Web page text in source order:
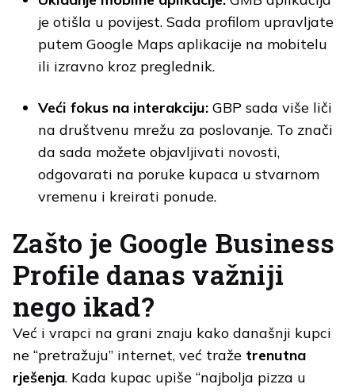
je otišla u povijest. Sada profilom upravljate
putem Google Maps aplikacije na mobitelu
ili izravno kroz preglednik.
Veći fokus na interakciju: GBP sada više liči
na društvenu mrežu za poslovanje. To znači
da sada možete objavljivati novosti,
odgovarati na poruke kupaca u stvarnom
vremenu i kreirati ponude.
Zašto je Google Business
Profile danas važniji
nego ikad?
Već i vrapci na grani znaju kako današnji kupci
ne “pretražuju” internet, već traže trenutna
rješenja. Kada kupac upiše “najbolja pizza u